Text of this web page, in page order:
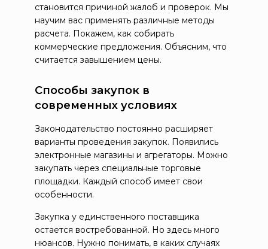
становится причиной жалоб и проверок. Мы
научим вас применять различные методы
расчета. Покажем, как собирать
коммерческие предложения. Объясним, что
считается завышением цены.
Способы закупок в
современных условиях
Законодательство постоянно расширяет
варианты проведения закупок. Появились
электронные магазины и агрегаторы. Можно
закупать через специальные торговые
площадки. Каждый способ имеет свои
особенности.
Закупка у единственного поставщика
остается востребованной. Но здесь много
нюансов. Нужно понимать, в каких случаях